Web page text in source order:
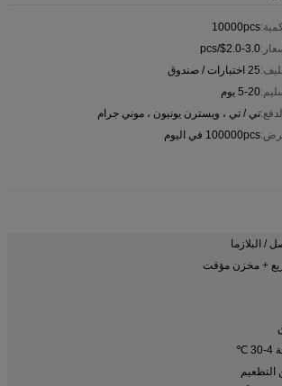
10000pcs
$2.0-3.0/pcs
25 اختبارات / صندوق
5-20 يوم
تي / تي ، ويسترن يونيون ، موني جرام
100000pcs في اليوم
/ البلازما
+ مخزن مؤقت
التطعيم